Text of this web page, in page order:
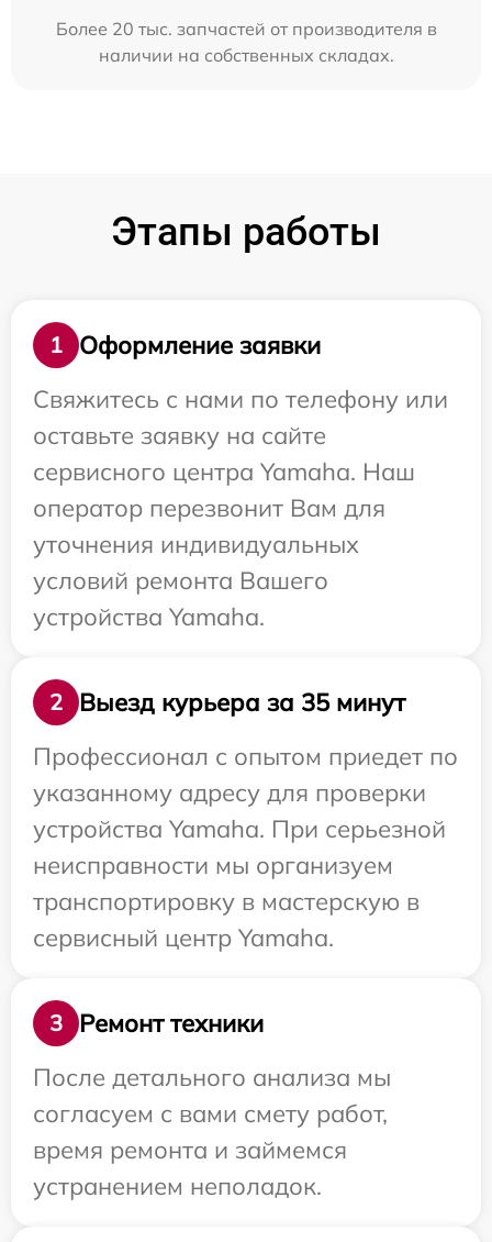
Более 20 тыс. запчастей от производителя в
наличии на собственных складах.
Этапы работы
1
Оформление заявки
Свяжитесь с нами по телефону или
оставьте заявку на сайте
сервисного центра Yamaha. Наш
оператор перезвонит Вам для
уточнения индивидуальных
условий ремонта Вашего
устройства Yamaha.
2
Выезд курьера за 35 минут
Профессионал с опытом приедет по
указанному адресу для проверки
устройства Yamaha. При серьезной
неисправности мы организуем
транспортировку в мастерскую в
сервисный центр Yamaha.
3
Ремонт техники
После детального анализа мы
согласуем с вами смету работ,
время ремонта и займемся
устранением неполадок.